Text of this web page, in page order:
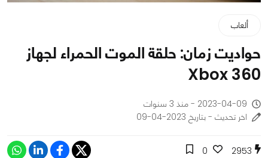
ألعاب
حواديت زمان: حلقة الموت الحمراء لجهاز
Xbox 360
2023-04-09 - منذ 3 سنوات
اخر تحديث - بتاريخ 2023-04-09
2953
0